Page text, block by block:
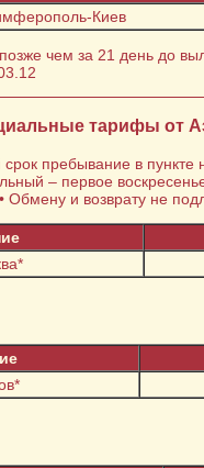
Киев
чем за 21 день до
тарифы от
пребывание в пункте
– первое
• Обмену и возврату не